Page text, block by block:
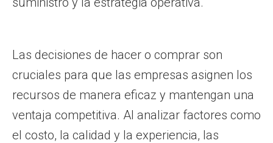
Las decisiones de hacer o comprar son
cruciales para que las empresas asignen los
recursos de manera eficaz y mantengan una
ventaja competitiva. Al analizar factores como
el costo, la calidad y la experiencia, las